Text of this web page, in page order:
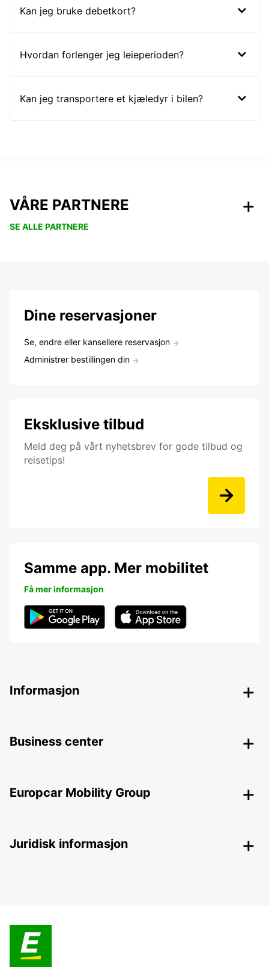
Kan jeg bruke debetkort?
Hvordan forlenger jeg leieperioden?
Kan jeg transportere et kjæledyr i bilen?
VÅRE PARTNERE
SE ALLE PARTNERE
Dine reservasjoner
Se, endre eller kansellere reservasjon
Administrer bestillingen din
Eksklusive tilbud
Meld deg på vårt nyhetsbrev for gode tilbud og
reisetips!
Samme app. Mer mobilitet
Få mer informasjon
Informasjon
Business center
Europcar Mobility Group
Juridisk informasjon